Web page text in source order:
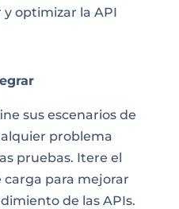
optimizar la API
sus escenarios de
problema
pruebas. Itere el
carga para mejorar
de las APIs.